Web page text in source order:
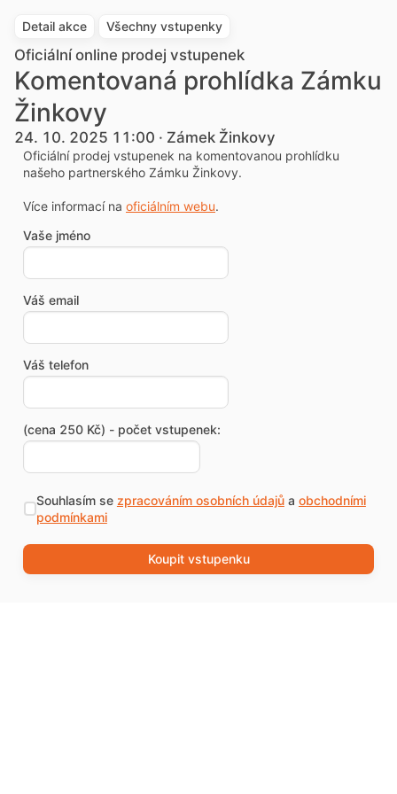
Detail akce Všechny vstupenky
Oficiální online prodej vstupenek
Komentovaná prohlídka Zámku
Žinkovy
24. 10. 2025 11:00 · Zámek Žinkovy
Oficiální prodej vstupenek na komentovanou prohlídku
našeho partnerského Zámku Žinkovy.
Více informací na oficiálním webu.
Vaše jméno
Váš email
Váš telefon
(cena 250 Kč) - počet vstupenek:
Souhlasím se zpracováním osobních údajůa obchodními
podmínkami
Koupit vstupenku